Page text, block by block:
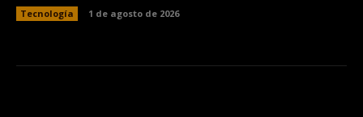
Tecnología 1 de agosto de 2026